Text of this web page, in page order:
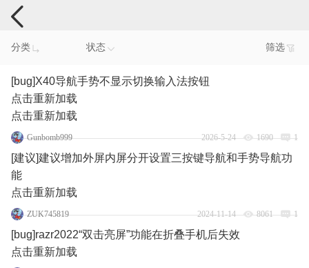
手机反馈
分类 状态 筛选
[bug]X40导航手势不显示切换输入法按钮
点击重新加载
点击重新加载
Gunbomb999 2026-5-24 1690 1
[建议]建议增加外屏内屏分开设置三按键导航和手势导航功
能
点击重新加载
ZUK745819 2024-11-14 8061 1
[bug]razr2022“双击亮屏”功能在折叠手机后失效
点击重新加载